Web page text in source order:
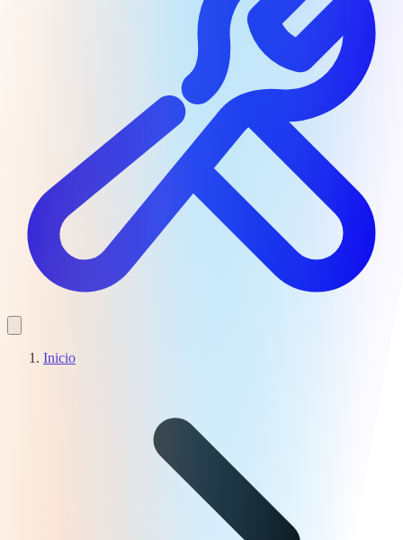
Inicio